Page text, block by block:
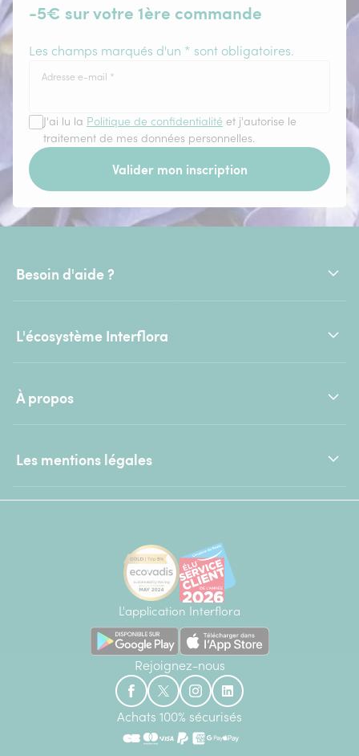
-5€ sur votre 1ère commande
Les champs marqués d'un * sont obligatoires.
Adresse e-mail *
J'ai lu la Politique de confidentialité et j'autorise le
traitement de mes données personnelles.
Valider mon inscription
Besoin d'aide ?
L'écosystème Interflora
À propos
Les mentions légales
L'application Interflora
Rejoignez-nous
Achats 100% sécurisés